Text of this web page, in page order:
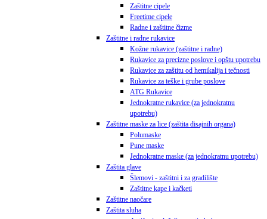
Zaštitne cipele
Freetime cipele
Radne i zaštitne čizme
Zaštitne i radne rukavice
Kožne rukavice (zaštitne i radne)
Rukavice za precizne poslove i opštu upotrebu
Rukavice za zaštitu od hemikalija i tečnosti
Rukavice za teške i grube poslove
ATG Rukavice
Jednokratne rukavice (za jednokratnu
upotrebu)
Zaštitne maske za lice (zaštita disajnih organa)
Polumaske
Pune maske
Jednokratne maske (za jednokratnu upotrebu)
Zaštita glave
Šlemovi - zaštitni i za gradilište
Zaštitne kape i kačketi
Zaštitne naočare
Zaštita sluha